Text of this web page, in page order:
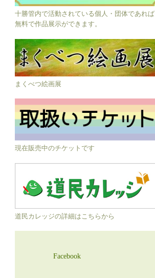
十勝管内で活動されている個人・団体であれば
無料で作品展示ができます。
まくべつ絵画展
現在販売中のチケットです
道民カレッジの詳細はこちらから
Facebook